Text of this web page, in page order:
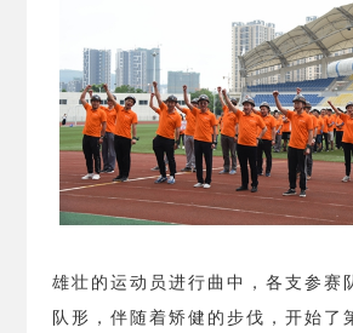
雄壮的运动员进行曲中，各支参赛
队形，伴随着矫健的步伐，开始